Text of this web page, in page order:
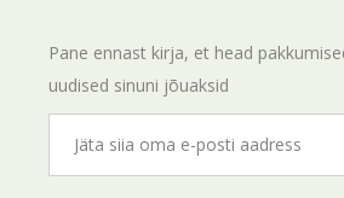
Pane ennast kirja, et head
uudised sinuni jõuaksid